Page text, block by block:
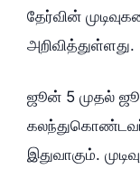
தேர்வின்
அறிவித்துள்ளது.
ஜூன் 5 முதல்
இதுவாகும்.